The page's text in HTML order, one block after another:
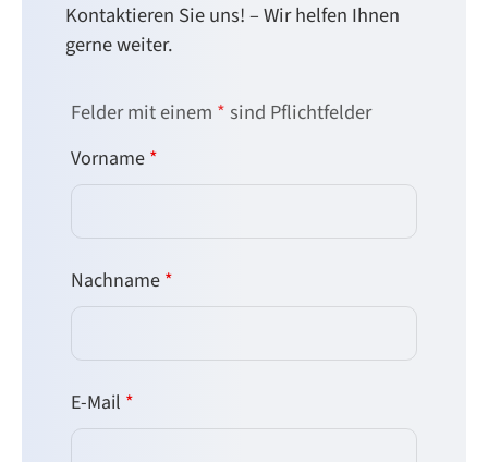
Kontaktieren Sie uns! – Wir helfen Ihnen
gerne weiter.
Felder mit einem *sind Pflichtfelder
Vorname *
Nachname *
E-Mail *